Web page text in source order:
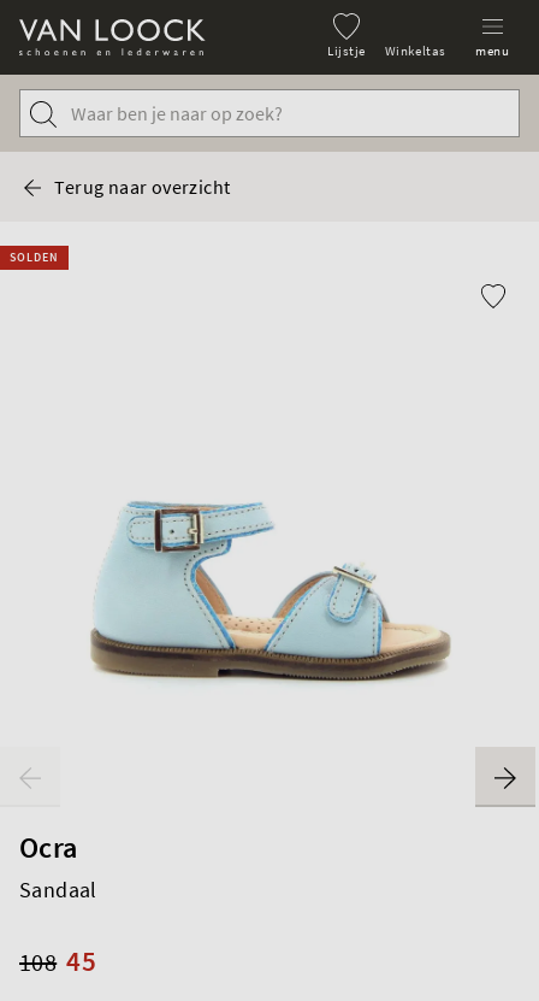
Lijstje Winkeltas menu
Terug naar overzicht
SOLDEN
Ocra
Sandaal
45
108